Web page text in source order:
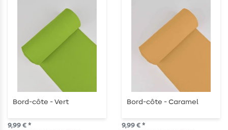
Bord-côte - Vert
9,99 € *
Bord-côte - Caramel
9,99 € *